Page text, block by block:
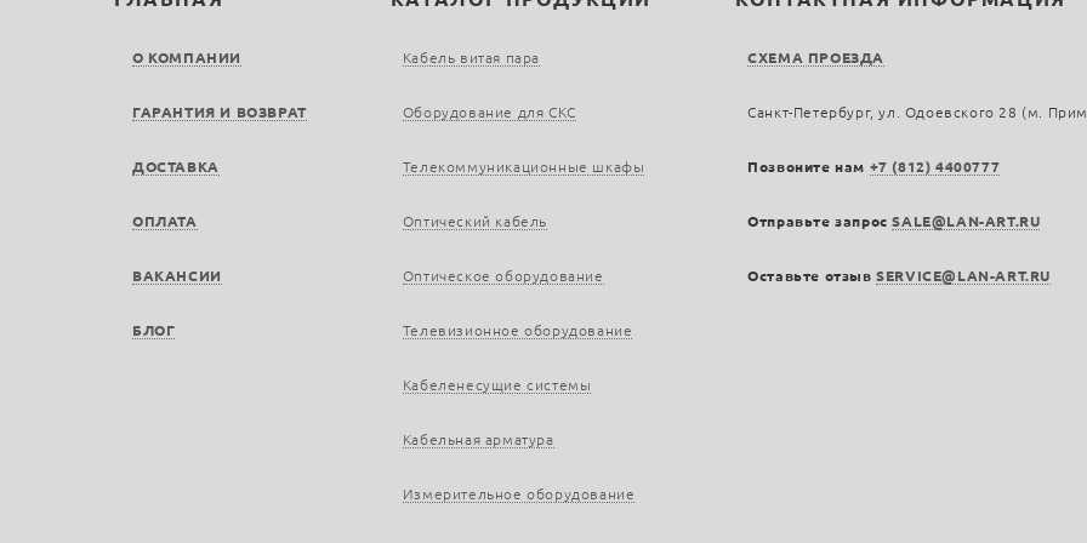
О КОМПАНИИ
ГАРАНТИЯ И ВОЗВРАТ
ДОСТАВКА
ОПЛАТА
ВАКАНСИИ
БЛОГ
Кабель витая пара
Оборудование для СКС
Телекоммуникационные шкафы
Оптический кабель
Оптическое оборудование
Телевизионное оборудование
Кабеленесущие системы
Кабельная арматура
Измерительное оборудование
СХЕМА ПРОЕЗДА
Санкт-Петербург, ул. Одоевского 28 (м.
Позвоните нам +7 (812) 4400777
Отправьте запросSALE@LAN-ART.RU
Оставьте отзывSERVICE@LAN-ART.RU